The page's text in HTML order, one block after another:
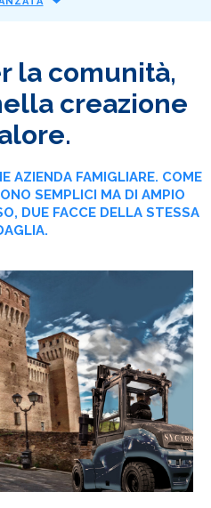
la comunità,
creazione
AZIENDA FAMIGLIARE. COME
SEMPLICI MA DI AMPIO
DUE FACCE DELLA STESSA